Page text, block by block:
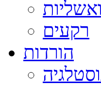
רקעים
הורדות